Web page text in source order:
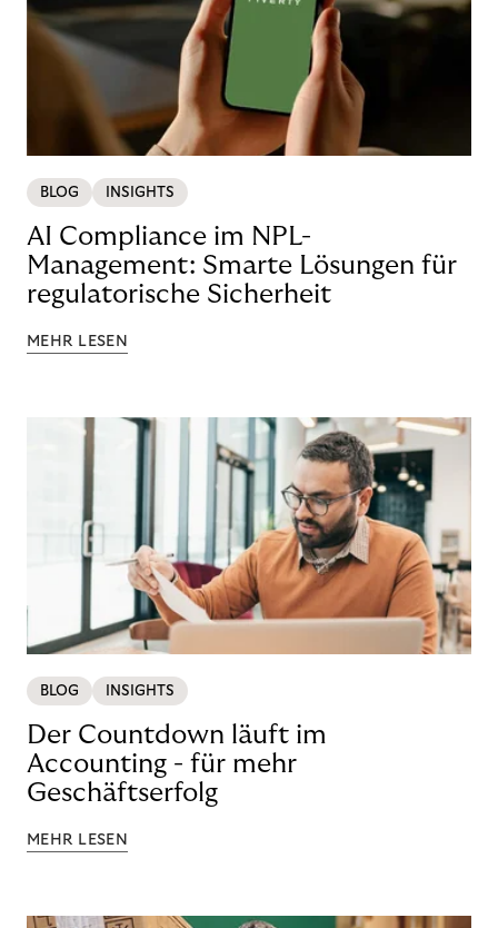
BLOG INSIGHTS
AI Compliance im NPL-
Management: Smarte Lösungen für
regulatorische Sicherheit
MEHR LESEN
BLOG INSIGHTS
Der Countdown läuft im
Accounting - für mehr
Geschäftserfolg
MEHR LESEN